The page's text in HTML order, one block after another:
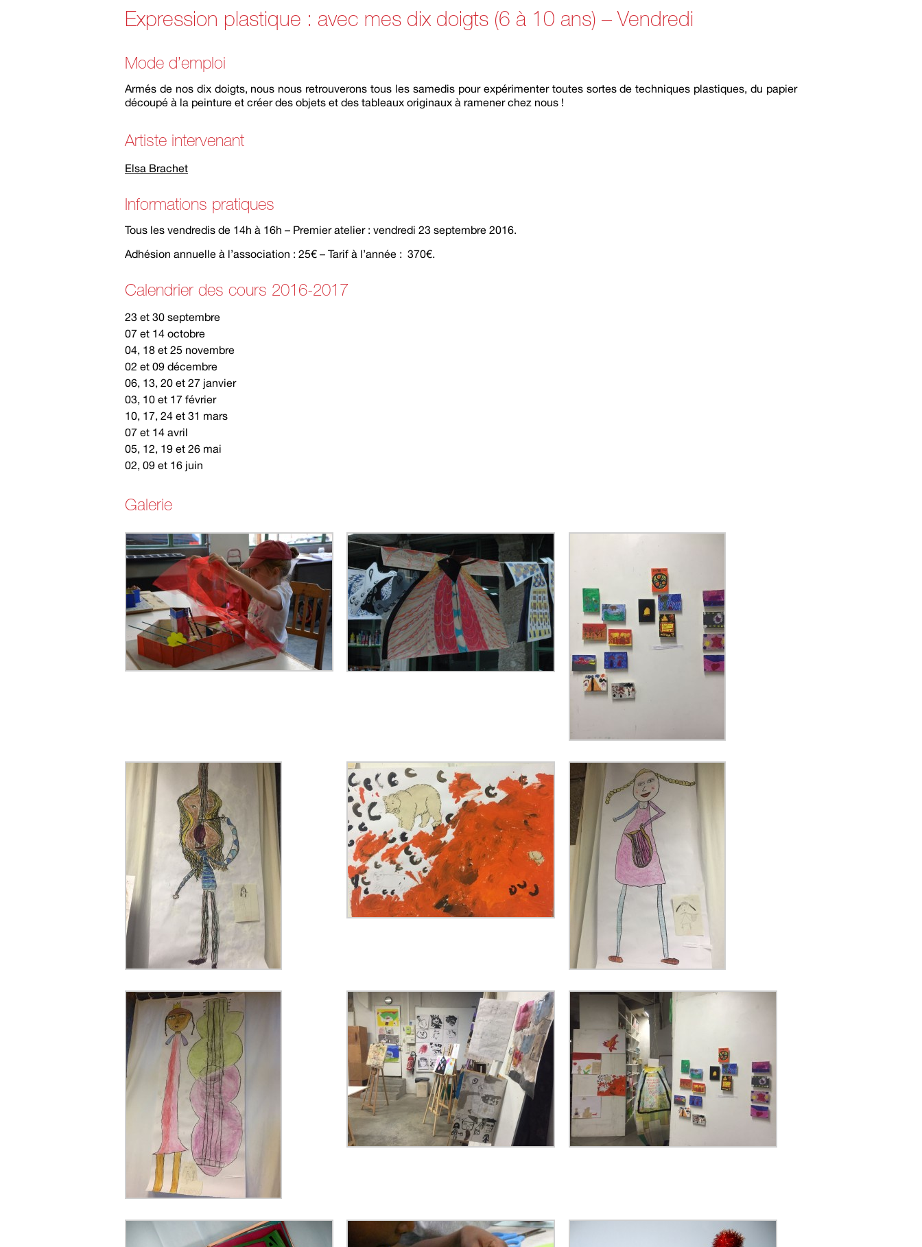
Expression plastique : avec mes dix doigts (6 à 10 ans) – Vendredi
Mode d’emploi
Armés de nos dix doigts, nous nous retrouverons tous les samedis pour expérimenter toutes sortes de techniques plastiques, du papier
découpé à la peinture et créer des objets et des tableaux originaux à ramener chez nous !
Artiste intervenant
Elsa Brachet
Informations pratiques
Tous les vendredis de 14h à 16h – Premier atelier : vendredi 23 septembre 2016.
Adhésion annuelle à l’association : 25€ – Tarif à l’année : 370€.
Calendrier des cours 2016-2017
23 et 30 septembre
07 et 14 octobre
04, 18 et 25 novembre
02 et 09 décembre
06, 13, 20 et 27 janvier
03, 10 et 17 février
10, 17, 24 et 31 mars
07 et 14 avril
05, 12, 19 et 26 mai
02, 09 et 16 juin
Galerie